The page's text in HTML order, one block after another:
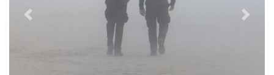
Poprzednie Dalej